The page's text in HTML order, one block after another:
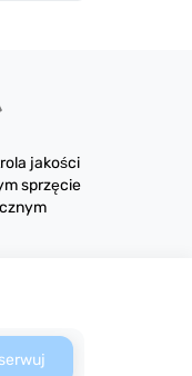
jakości
sprzęcie